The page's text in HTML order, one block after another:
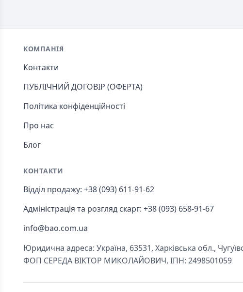
Footer
КОМПАНІЯ
Контакти
ПУБЛІЧНИЙ ДОГОВІР (ОФЕРТА)
Політика конфіденційності
Про нас
Блог
КОНТАКТИ
Відділ продажу: +38 (093) 611-91-62
Адміністрація та розгляд скарг: +38 (093) 658-91-67
info@bao.com.ua
Юридична адреса: Україна, 63531, Харківська обл.,
ФОП СЕРЕДА ВІКТОР МИКОЛАЙОВИЧ, ІПН: 2498501059